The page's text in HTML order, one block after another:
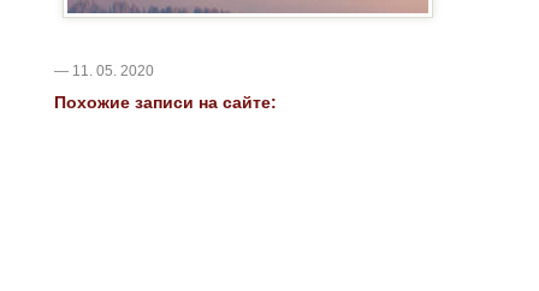
— 11. 05. 2020
Похожие записи на сайте: